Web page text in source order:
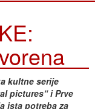
kultne serije
pictures“ i Prve
ista potreba za